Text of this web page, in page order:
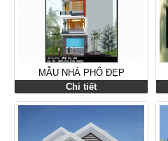
MẪU NHÀ PHỐ ĐẸP
Chi tiết